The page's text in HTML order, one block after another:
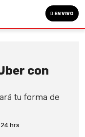
EN VIVO
con
tu forma de
hrs